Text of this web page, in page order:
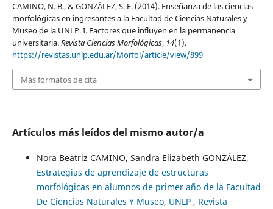
CAMINO, N. B., & GONZÁLEZ, S. E. (2014). Enseñanza de las ciencias
morfológicas en ingresantes a la Facultad de Ciencias Naturales y
Museo de la UNLP. I. Factores que influyen en la permanencia
universitaria.Revista Ciencias Morfológicas, 14(1).
https://revistas.unlp.edu.ar/Morfol/article/view/899
Más formatos de cita
Artículos más leídos del mismo autor/a
Nora Beatriz CAMINO, Sandra Elizabeth GONZÁLEZ,
Estrategias de aprendizaje de estructuras
morfológicas en alumnos de primer año de la Facultad
De Ciencias Naturales Y Museo, UNLP , Revista